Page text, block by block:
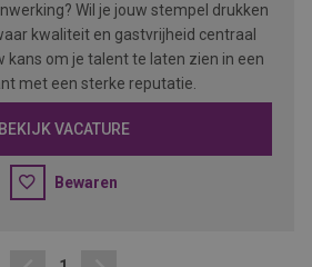
Wil je jouw stempel drukken
kwaliteit en gastvrijheid centraal
kans om je talent te laten zien in een
met een sterke reputatie.
BEKIJK VACATURE
Bewaren